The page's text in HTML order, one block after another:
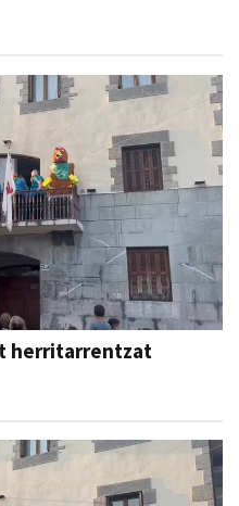
herritarrentzat